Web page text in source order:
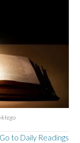
Go to Daily Readings